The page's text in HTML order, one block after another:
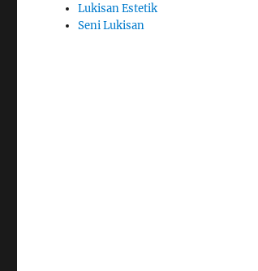
Lukisan Estetik
Seni Lukisan